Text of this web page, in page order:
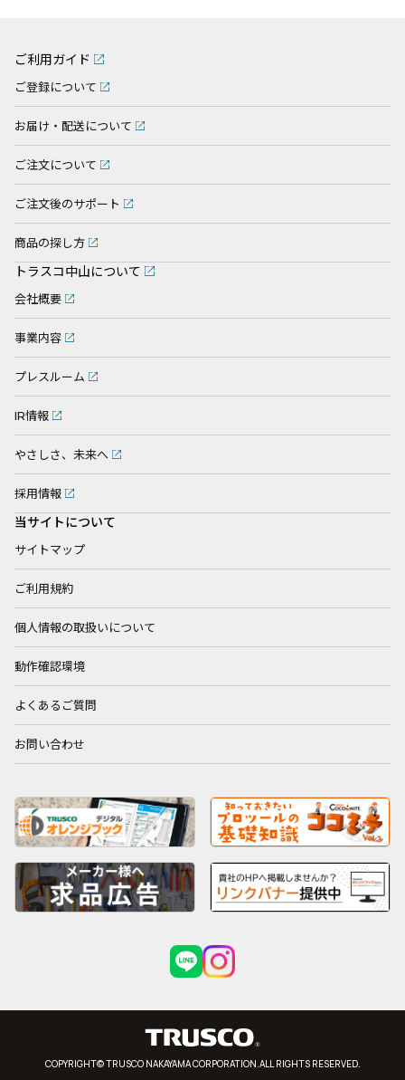
ご利用ガイド
ご登録について
お届け・配送について
ご注文について
ご注文後のサポート
商品の探し方
トラスコ中山について
会社概要
事業内容
プレスルーム
IR情報
やさしさ、未来へ
採用情報
当サイトについて
サイトマップ
ご利用規約
個人情報の取扱いについて
動作確認環境
よくあるご質問
お問い合わせ
COPYRIGHT© TRUSCO NAKAYAMA CORPORATION.ALL RIGHTS RESERVED.